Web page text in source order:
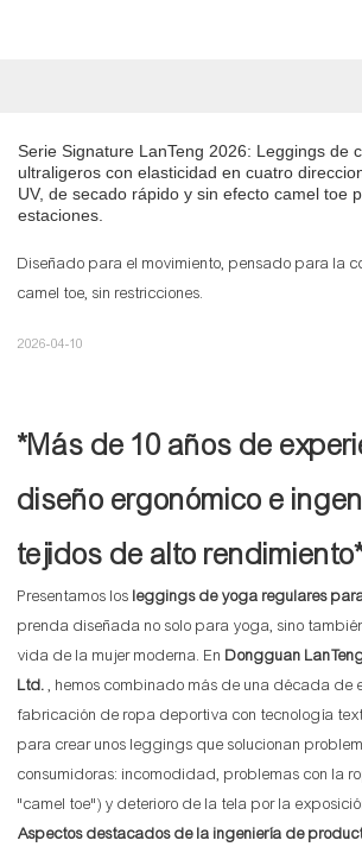
Serie Signature LanTeng 2026: Leggings de
ultraligeros con elasticidad en cuatro
UV, de secado rápido y sin efecto camel toe
estaciones.
Diseñado para el movimiento, pensado para la
camel toe, sin restricciones.
2026-04-10
*Más de 10 años de
diseño ergonómico e
tejidos de alto
Presentamos los leggings de yoga regulares
prenda diseñada no solo para yoga, sino
vida de la mujer moderna. En Dongguan
Ltd., hemos combinado más de una década de
fabricación de ropa deportiva con tecnología
para crear unos leggings que solucionan
consumidoras: incomodidad, problemas con la
"camel toe") y deterioro de la tela por la
Aspectos destacados de la ingeniería de